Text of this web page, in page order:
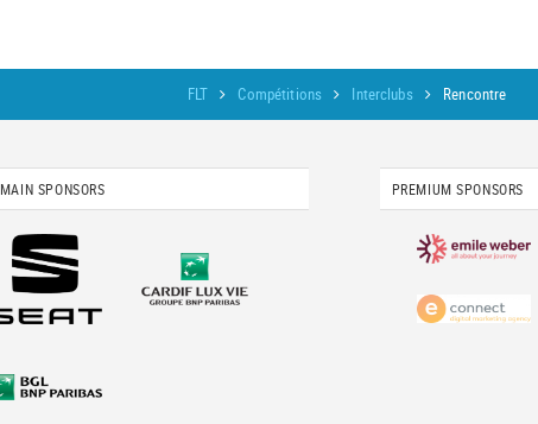
FLT Compétitions Interclubs Rencontre
MAIN SPONSORS PREMIUM SPONSORS